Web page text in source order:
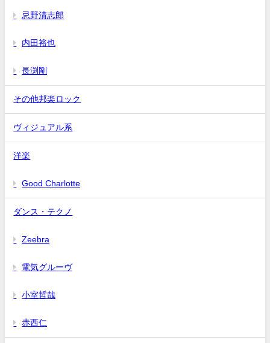
忌野清志郎
内田裕也
長渕剛
その他邦楽ロック
ヴィジュアル系
洋楽
Good Charlotte
ダンス・テクノ
Zeebra
電気グルーヴ
小室哲哉
赤西仁